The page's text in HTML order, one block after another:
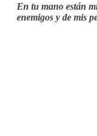
En tu mano están
enemigos y de mis